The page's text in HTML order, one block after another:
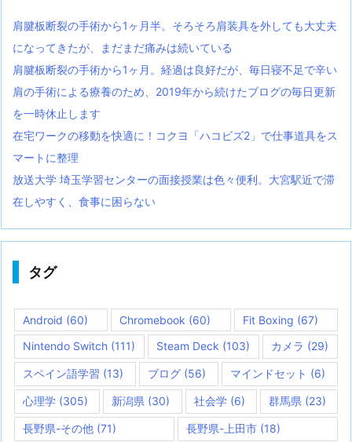
肩腱板断裂の手術から1ヶ月半。そろそろ肩装具を外しても大丈夫
になってきたが、まだまだ痛みは続いている
肩腱板断裂の手術から1ヶ月。経過は良好だが、毎日寝不足で辛い
肩の手術による療養のため、2019年から続けたブログの毎日更新
を一時休止します
在宅ワークの移動を快適に！コクヨ「ハコビズ2」で仕事道具をス
マートに整理
放送大学 埼玉学習センターの面接授業は色々便利。大宮駅近で滞
在しやすく、食事に困らない
タグ
Android (60) Chromebook (60) Fit Boxing (67)
Nintendo Switch (111) Steam Deck (103) カメラ (29)
スペイン語学習 (13) ブログ (56) マインドセット (6)
心理学 (305) 新潟県 (30) 社会学(6) 群馬県 (23)
長野県-その他 (71) 長野県-上田市(18)